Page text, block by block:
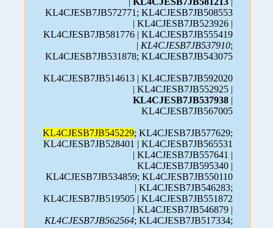
KL4CJESB7JB572771; KL4CJESB7JB508553
| KL4CJESB7JB523926 |
KL4CJESB7JB581776 | KL4CJESB7JB555419
|KL4CJESB7JB537910;
KL4CJESB7JB531878; KL4CJESB7JB543075
KL4CJESB7JB514613 | KL4CJESB7JB592020
| KL4CJESB7JB552925 |
KL4CJESB7JB537938 |
KL4CJESB7JB567005
KL4CJESB7JB545229; KL4CJESB7JB577629;
KL4CJESB7JB528401 | KL4CJESB7JB565531
| KL4CJESB7JB557641 |
KL4CJESB7JB595340 |
KL4CJESB7JB534859; KL4CJESB7JB550110
| KL4CJESB7JB546283;
KL4CJESB7JB519505 | KL4CJESB7JB551872
| KL4CJESB7JB546879 |
KL4CJESB7JB562564; KL4CJESB7JB517334;